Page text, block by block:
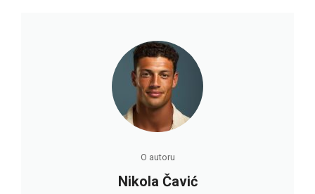
O autoru
Nikola Čavić